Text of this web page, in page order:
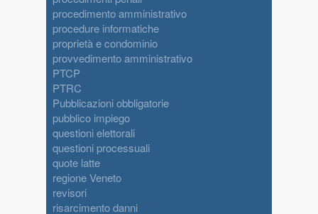
procedimento amministrativo
procedure informatiche
proprietà e condominio
provvedimento amministrativo
PTCP
PTRC
Pubblicazioni obbligatorie
pubblico impiego
questioni elettorali
questioni processuali
quote latte
regione Veneto
revisori
risarcimento danni